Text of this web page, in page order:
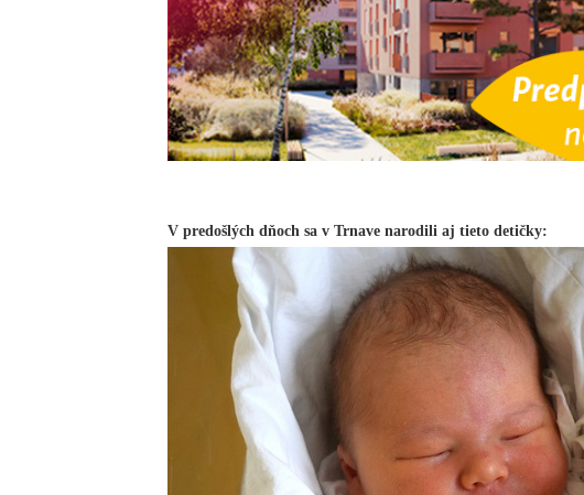
V predošlých dňoch sa v Trnave narodili aj tieto detičky: